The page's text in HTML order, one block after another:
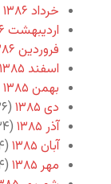
خرداد ۱۳۸۶
اردیبهشت ۱۳۸۶
فروردین ۱۳۸۶
اسفند ۱۳۸۵
بهمن ۱۳۸۵
دی ۱۳۸۵
(۲۶)
آذر ۱۳۸۵
(۳۴)
آبان ۱۳۸۵
(۱۴)
مهر ۱۳۸۵
(۱۴)